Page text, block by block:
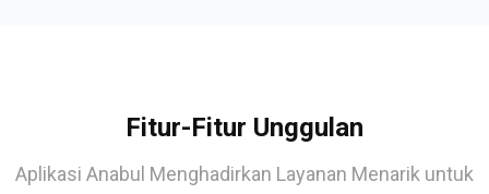
Fitur-Fitur Unggulan
Aplikasi Anabul Menghadirkan Layanan Menarik untuk